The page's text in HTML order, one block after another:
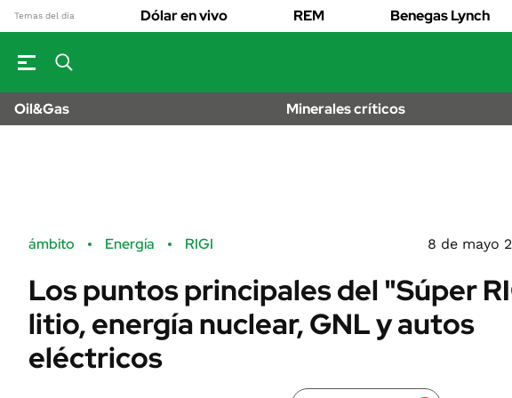
Temas del día Dólar en vivo REM Benegas Lynch
Banco de Datos
FINANZAS
Dólar
Real Estate
Sustentabilidad
ENERGY REPORT
POLÍTICA
OPINIÓN
ESPECTÁCULOS
Oil&Gas Minerales críticos
ámbito Energía RIGI 8 de mayo
Los puntos principales del "Súper
litio, energía nuclear, GNL y autos
eléctricos